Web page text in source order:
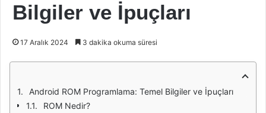
Bilgiler ve İpuçları
17 Aralık 2024 3 dakika okuma süresi
Android ROM Programlama: Temel Bilgiler ve İpuçları
ROM Nedir?